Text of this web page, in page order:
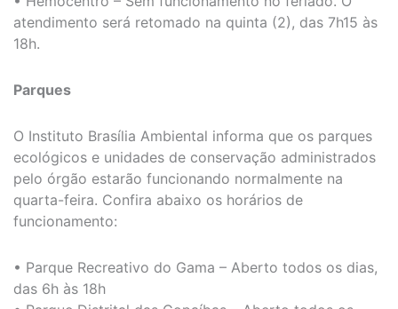
atendimento será retomado na quinta (2), das 7h15 às
18h.
Parques
O Instituto Brasília Ambiental informa que os parques
ecológicos e unidades de conservação administrados
pelo órgão estarão funcionando normalmente na
quarta-feira. Confira abaixo os horários de
funcionamento:
• Parque Recreativo do Gama – Aberto todos os dias,
das 6h às 18h